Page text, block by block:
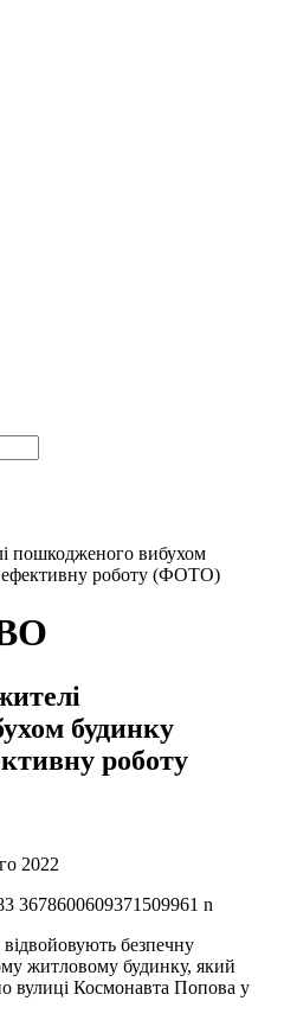
пошкодженого вибухом
ефективну роботу (ФОТО)
будинку
роботу
2022
безпечну
житловому будинку, який
вулиці Космонавта Попова у